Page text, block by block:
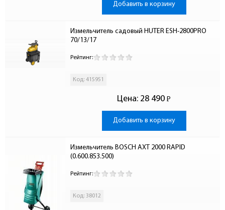
Добавить в корзину
Измельчитель садовый HUTER ESH-2800PRO
70/13/17
Рейтинг:
Код: 415951
Цена: 28 490 Р
-
Добавить в корзину
Измельчитель BOSCH АХТ 2000 RAPID
(0.600.853.500)
Рейтинг:
Код: 38012